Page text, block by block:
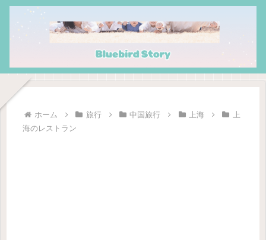
ホーム 旅行 中国旅行 上海
上
海のレストラン